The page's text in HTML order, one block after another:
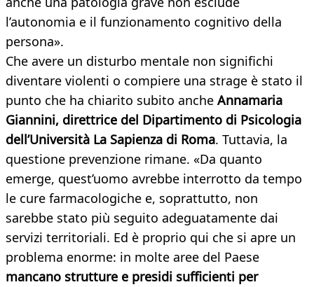
l’autonomia e il funzionamento cognitivo della
persona».
Che avere un disturbo mentale non significhi
diventare violenti o compiere una strage è stato il
punto che ha chiarito subito anche Annamaria
Giannini, direttrice del Dipartimento di Psicologia
dell’Università La Sapienza di Roma. Tuttavia, la
questione prevenzione rimane. «Da quanto
emerge, quest’uomo avrebbe interrotto da tempo
le cure farmacologiche e, soprattutto, non
sarebbe stato più seguito adeguatamente dai
servizi territoriali. Ed è proprio qui che si apre un
problema enorme: in molte aree del Paese
mancano strutture e presidi sufficienti per